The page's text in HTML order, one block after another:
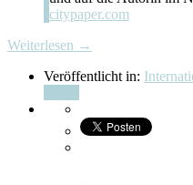
citypaper.com
Weiterlesen →
Veröffentlicht in: